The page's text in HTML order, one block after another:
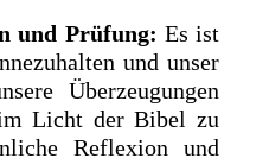
und Prüfung: Es ist
und unser
Überzeugungen
Licht der Bibel zu
Reflexion und